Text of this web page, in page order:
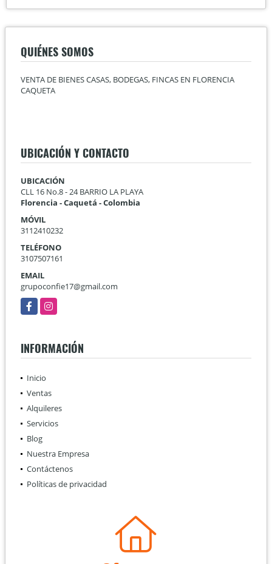
QUIÉNES SOMOS
VENTA DE BIENES CASAS, BODEGAS, FINCAS EN FLORENCIA
CAQUETA
UBICACIÓN Y CONTACTO
UBICACIÓN
CLL 16 No.8 - 24 BARRIO LA PLAYA
Florencia - Caquetá - Colombia
MÓVIL
3112410232
TELÉFONO
3107507161
EMAIL
grupoconfie17@gmail.com
FacebookInstagram
INFORMACIÓN
Inicio
Ventas
Alquileres
Servicios
Blog
Nuestra Empresa
Contáctenos
Políticas de privacidad